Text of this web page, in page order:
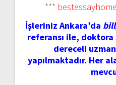
***
İşleriniz Ankara’da
referansı ile,
dereceli
yapılmaktadır. Her